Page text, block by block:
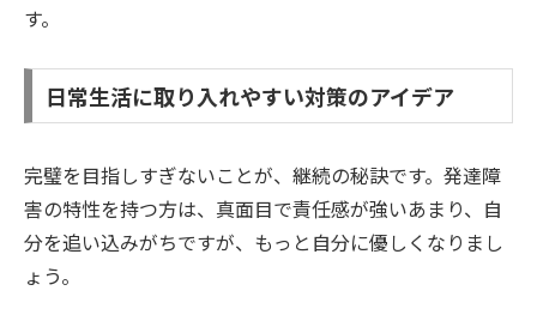
す。
日常生活に取り入れやすい対策のアイデア
完璧を目指しすぎないことが、継続の秘訣です。発達障
害の特性を持つ方は、真面目で責任感が強いあまり、自
分を追い込みがちですが、もっと自分に優しくなりまし
ょう。